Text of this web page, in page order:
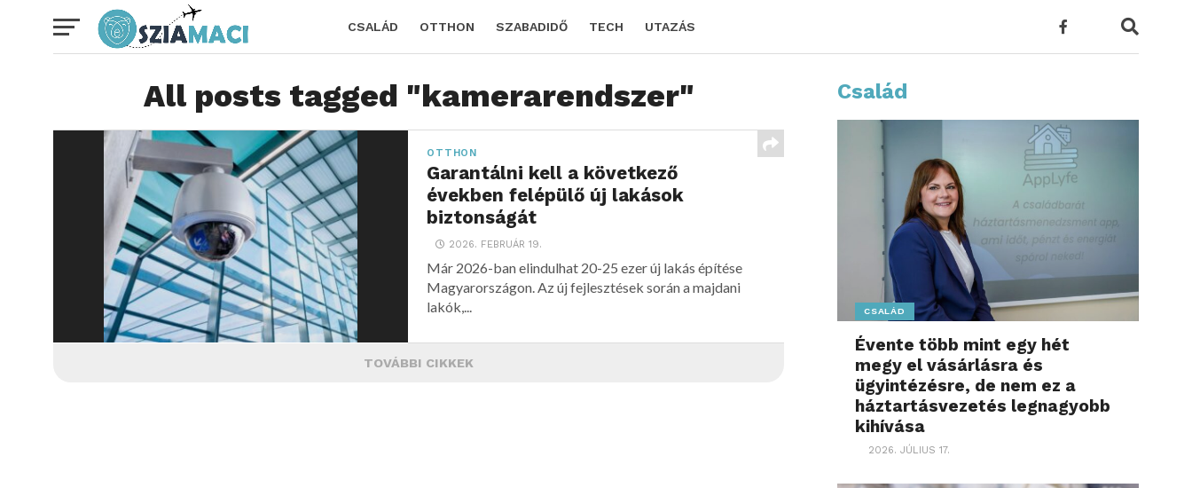
CSALÁD OTTHON SZABADIDŐ TECH UTAZÁS
All posts tagged "kamerarendszer"
OTTHON
Garantálni kell a következő
években felépülő új lakások
biztonságát
2026. FEBRUÁR 19.
Már 2026-ban elindulhat 20-25 ezer új lakás építése
Magyarországon. Az új fejlesztések során a majdani
lakók,...
TOVÁBBI CIKKEK
Család
CSALÁD
Évente több mint egy hét
megy el vásárlásra és
ügyintézésre, de nem ez a
háztartásvezetés legnagyobb
kihívása
2026. JÚLIUS 17.